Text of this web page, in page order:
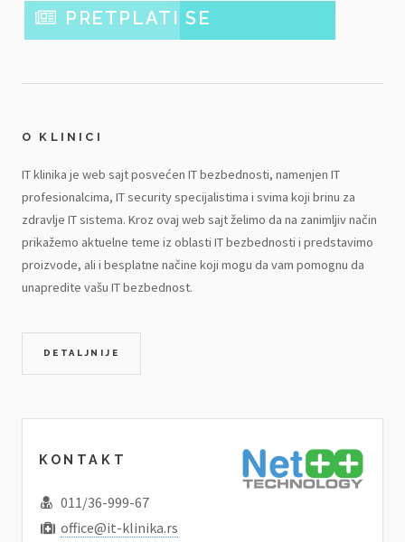
PRETPLATI SE
O KLINICI
IT klinika je web sajt posvećen IT bezbednosti, namenjen IT
profesionalcima, IT security specijalistima i svima koji brinu za
zdravlje IT sistema. Kroz ovaj web sajt želimo da na zanimljiv način
prikažemo aktuelne teme iz oblasti IT bezbednosti i predstavimo
proizvode, ali i besplatne načine koji mogu da vam pomognu da
unapredite vašu IT bezbednost.
DETALJNIJE
KONTAKT
011/36-999-67
office@it-klinika.rs